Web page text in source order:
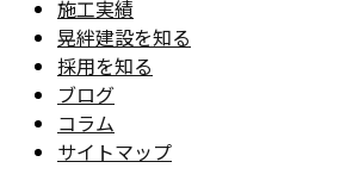
施工実績
晃絆建設を知る
採用を知る
ブログ
コラム
サイトマップ